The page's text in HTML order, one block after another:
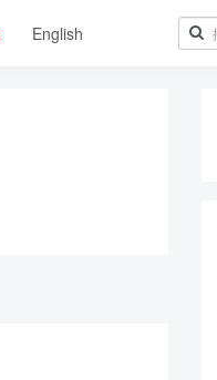
English